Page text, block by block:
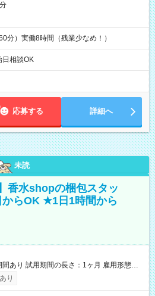
分）実働8時間（残業少なめ！）
相談OK
応募する 詳細へ
未読
香水shopの梱包スタッ
らOK ★1日1時間から
間あり 試用期間の長さ：1ヶ月 雇用形態、
です。
り